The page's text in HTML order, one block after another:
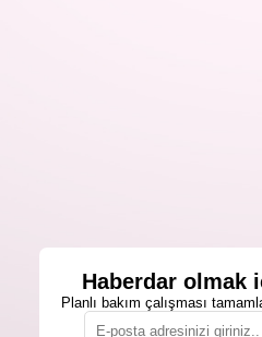
Haberdar olmak
Planlı bakım çalışması